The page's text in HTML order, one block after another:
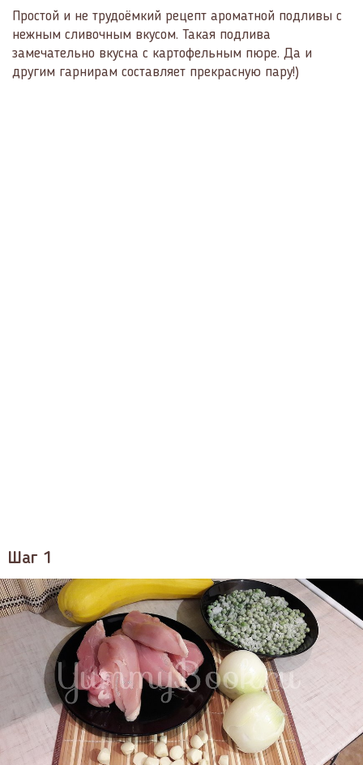
Простой и не трудоёмкий рецепт ароматной подливы с
нежным сливочным вкусом. Такая подлива
замечательно вкусна с картофельным пюре. Да и
другим гарнирам составляет прекрасную пару!)
Шаг 1